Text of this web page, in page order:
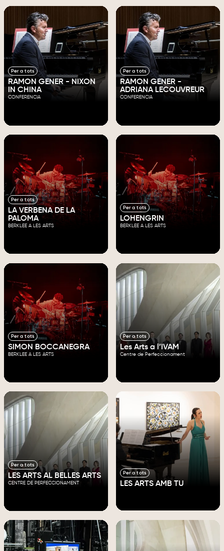
Per a tots
RAMON GENER - NIXON
IN CHINA
CONFERENCIA
Per a tots
RAMON GENER -
ADRIANA LECOUVREUR
CONFERENCIA
Per a tots
LA VERBENA DE LA
PALOMA
BERKLEE A LES ARTS
Per a tots
LOHENGRIN
BERKLEE A LES ARTS
Per a tots
SIMON BOCCANEGRA
BERKLEE A LES ARTS
Per a tots
Les Arts a l’IVAM
Centre de Perfeccionament
Per a tots
LES ARTS AL BELLES ARTS
CENTRE DE PERFECCIONAMENT
Per a tots
LES ARTS AMB TU